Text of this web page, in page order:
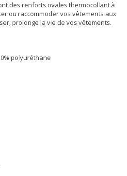
des renforts ovales thermocollant à
ou raccommoder vos vêtements aux
prolonge la vie de vos vêtements.
polyuréthane